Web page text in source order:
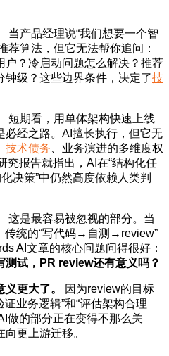
当产品经理说“我们想要一个智
荐算法，但它无法帮你追问：
户？冷启动问题怎么解决？推荐
级？这些边界条件，决定了技
短期看，用单体架构快速上线
必经之路。AI擅长执行，但它无
技术债务 、业务演进的多维度权
究报告就指出，AI在“结构化任
决策”中仍然高度依赖人类判
这是最容易被忽视的部分。当
传统的“写代码→自测→review”
AI文章的核心问题问得很好：
测试，PR review还有意义吗？
更大了。
因为review的目标
证业务逻辑”和“评估架构合理
做的部分正在变得不那么关
更上游迁移。